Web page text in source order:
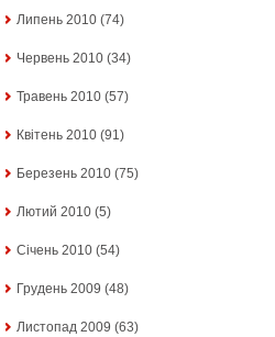
Липень 2010 (74)
Червень 2010 (34)
Травень 2010 (57)
Квітень 2010 (91)
Березень 2010 (75)
Лютий 2010 (5)
Січень 2010 (54)
Грудень 2009 (48)
Листопад 2009 (63)